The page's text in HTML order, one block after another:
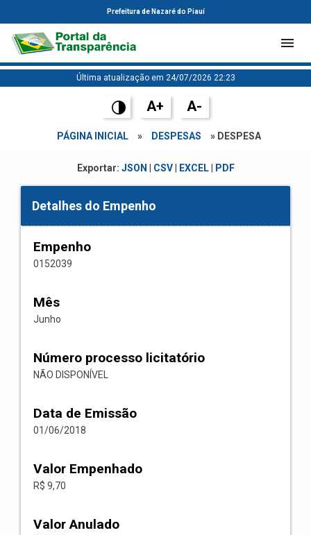
Prefeitura de Nazaré do Piauí
Última atualização em 24/07/2026 22:23
A+ A-
PÁGINA INICIAL » DESPESAS » DESPESA
Exportar: JSON CSV| EXCEL| PDF
Detalhes do Empenho
Empenho
0152039
Mês
Junho
Número processo licitatório
NÃO DISPONÍVEL
Data de Emissão
01/06/2018
Valor Empenhado
R$ 9,70
Valor Anulado